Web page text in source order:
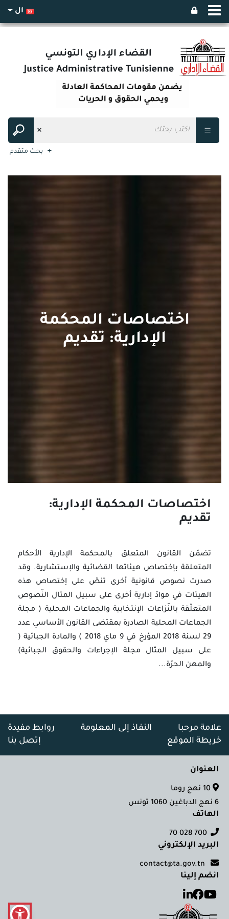
ال
بحث متقدم
اختصاصات المحكمة
الإدارية: تقديم
اختصاصات المحكمة الإدارية:
تقديم
تضمّن القانون المتعلق بالمحكمة الإدارية الأحكام
المتعلقة بإختصاص هيئاتها القضائية والإستشارية. وقد
صدرت نصوص قانونية أخرى تنصّ على إختصاص هذه
الهيئات في موادّ إدارية أخرى على سبيل المثال النّصوص
المتعلّقة بالنّزاعات الإنتخابية والجماعات المحلية ( مجلة
الجماعات المحلية الصادرة بمقتضى القانون الأساسي عدد
29 لسنة 2018 المؤرخ في 9 ماي 2018 ) والمادة الجبائية (
على سبيل المثال مجلة الإجراءات والحقوق الجبائية)
والمهن الحرّة...
علامة مرحبا النفاذ إلى المعلومة
روابط مفيدة
خريطة الموقع
إتصل بنا
العنوان
6 نهج الدباغين 1060 تونس
الهاتف
700 028 70
البريد الإلكتروني
انضم إلينا